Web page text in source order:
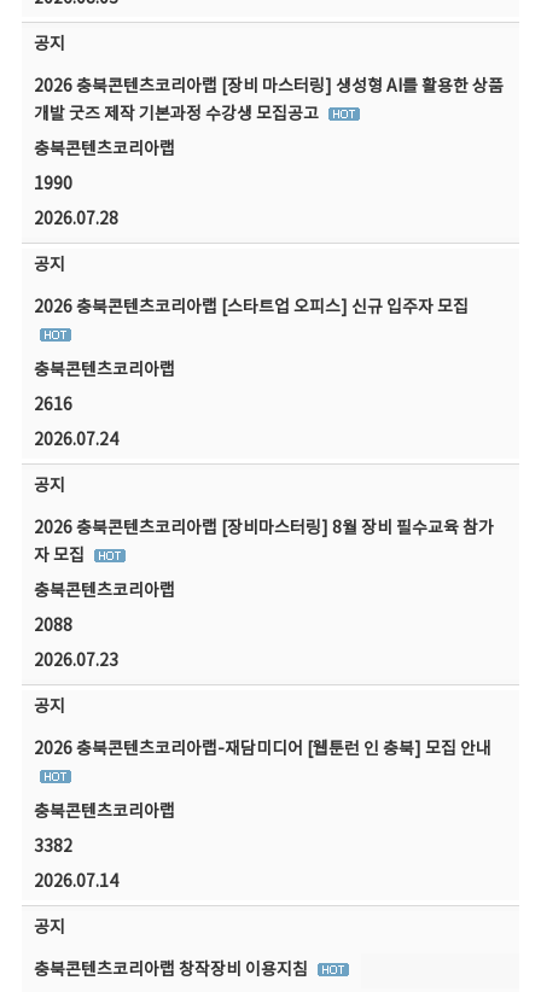
공지
2026 충북콘텐츠코리아랩 [장비 마스터링] 생성형 AI를 활용한 상품
개발 굿즈 제작 기본과정 수강생 모집공고
충북콘텐츠코리아랩
1990
2026.07.28
공지
2026 충북콘텐츠코리아랩 [스타트업 오피스] 신규 입주자 모집
충북콘텐츠코리아랩
2616
2026.07.24
공지
2026 충북콘텐츠코리아랩 [장비마스터링] 8월 장비 필수교육 참가
자 모집
충북콘텐츠코리아랩
2088
2026.07.23
공지
2026 충북콘텐츠코리아랩-재담미디어 [웹툰런 인 충북] 모집 안내
충북콘텐츠코리아랩
3382
2026.07.14
공지
충북콘텐츠코리아랩 창작장비 이용지침